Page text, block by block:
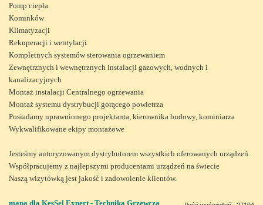
Pomp ciepła
Kominków
Klimatyzacji
Rekuperacji i wentylacji
Kompletnych systemów sterowania ogrzewaniem
Zewnętrznych i wewnętrznych instalacji gazowych, wodnych i
kanalizacyjnych
Montaż instalacji Centralnego ogrzewania
Montaż systemu dystrybucji gorącego powietrza
Posiadamy uprawnionego projektanta, kierownika budowy, kominiarza
Wykwalifikowane ekipy montażowe
Jesteśmy autoryzowanym dystrybutorem wszystkich oferowanych urządzeń.
Współpracujemy z najlepszymi producentami urządzeń na świecie
Naszą wizytówką jest jakość i zadowolenie klientów.
mapa dla KesSel Expert - Technika Grzewcza